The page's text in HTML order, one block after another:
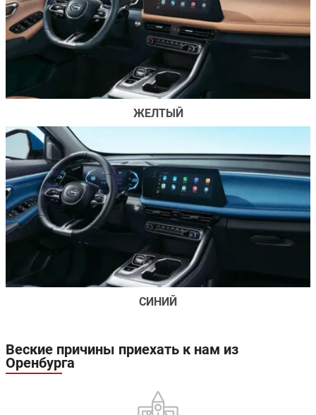
ЖЕЛТЫЙ
СИНИЙ
Веские причины приехать к нам из
Оренбурга